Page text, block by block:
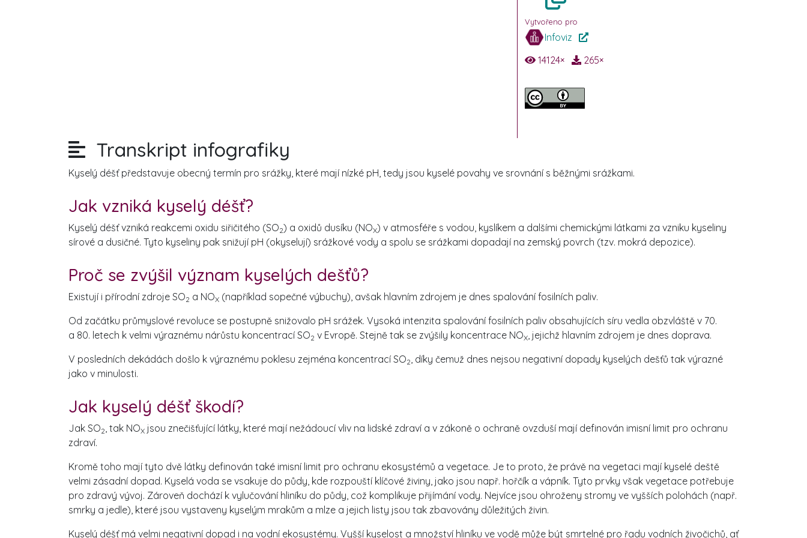
Vytvořeno pro
Infoviz
14124× 265×
Transkript infografiky
Kyselý déšť představuje obecný termín pro srážky, které mají nízké pH, tedy jsou kyselé povahy ve srovnání s běžnými srážkami.
Jak vzniká kyselý déšť?
Kyselý déšť vzniká reakcemi oxidu siřičitého (SO2) a oxidů dusíku (NOX) v atmosféře s vodou, kyslíkem a dalšími chemickými látkami za vzniku kyseliny
sírové a dusičné. Tyto kyseliny pak snižují pH (okyselují) srážkové vody a spolu se srážkami dopadají na zemský povrch (tzv. mokrá depozice).
Proč se zvýšil význam kyselých dešťů?
Existují i přírodní zdroje SO2 a NOX (například sopečné výbuchy), avšak hlavním zdrojem je dnes spalování fosilních paliv.
Od začátku průmyslové revoluce se postupně snižovalo pH srážek. Vysoká intenzita spalování fosilních paliv obsahujících síru vedla obzvláště v 70.
a 80. letech k velmi výraznému nárůstu koncentrací SO2 v Evropě. Stejně tak se zvýšily koncentrace NOX, jejichž hlavním zdrojem je dnes doprava.
V posledních dekádách došlo k výraznému poklesu zejména koncentrací SO2, díky čemuž dnes nejsou negativní dopady kyselých dešťů tak výrazné
jako v minulosti.
Jak kyselý déšť škodí?
Jak SO2, tak NOX jsou znečišťující látky, které mají nežádoucí vliv na lidské zdraví a v zákoně o ochraně ovzduší mají definován imisní limit pro ochranu
zdraví.
Kromě toho mají tyto dvě látky definován také imisní limit pro ochranu ekosystémů a vegetace. Je to proto, že právě na vegetaci mají kyselé deště
velmi zásadní dopad. Kyselá voda se vsakuje do půdy, kde rozpouští klíčové živiny, jako jsou např. hořčík a vápník. Tyto prvky však vegetace potřebuje
pro zdravý vývoj. Zároveň dochází k vylučování hliníku do půdy, což komplikuje přijímání vody. Nejvíce jsou ohroženy stromy ve vyšších polohách (např.
smrky a jedle), které jsou vystaveny kyselým mrakům a mlze a jejich listy jsou tak zbavovány důležitých živin.
Kyselý déšť má velmi negativní dopad i na vodní ekosystémy. Vyšší kyselost a množství hliníku ve vodě může být smrtelné pro řadu vodních živočichů, ať